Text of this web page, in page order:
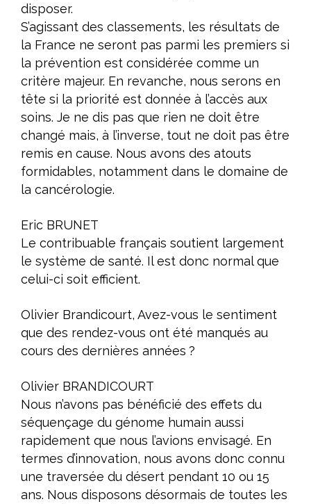
disposer.
S’agissant des classements, les résultats de
la France ne seront pas parmi les premiers si
la prévention est considérée comme un
critère majeur. En revanche, nous serons en
tête si la priorité est donnée à l’accès aux
soins. Je ne dis pas que rien ne doit être
changé mais, à l’inverse, tout ne doit pas être
remis en cause. Nous avons des atouts
formidables, notamment dans le domaine de
la cancérologie.
Eric BRUNET
Le contribuable français soutient largement
le système de santé. Il est donc normal que
celui-ci soit efficient.
Olivier Brandicourt, Avez-vous le sentiment
que des rendez-vous ont été manqués au
cours des dernières années ?
Olivier BRANDICOURT
Nous n’avons pas bénéficié des effets du
séquençage du génome humain aussi
rapidement que nous l’avions envisagé. En
termes d’innovation, nous avons donc connu
une traversée du désert pendant 10 ou 15
ans. Nous disposons désormais de toutes les